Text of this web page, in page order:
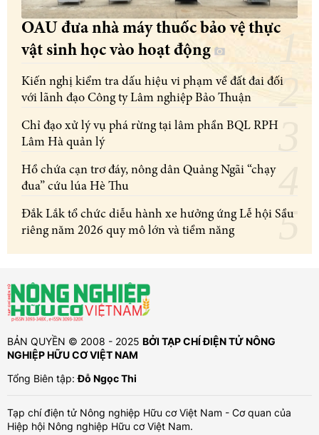
OAU đưa nhà máy thuốc bảo vệ thực
vật sinh học vào hoạt động
Kiến nghị kiểm tra dấu hiệu vi phạm về đất đai đối
với lãnh đạo Công ty Lâm nghiệp Bảo Thuận
Chỉ đạo xử lý vụ phá rừng tại lâm phần BQL RPH
Lâm Hà quản lý
Hồ chứa cạn trơ đáy, nông dân Quảng Ngãi “chạy
đua” cứu lúa Hè Thu
Đắk Lắk tổ chức diễu hành xe hưởng ứng Lễ hội Sầu
riêng năm 2026 quy mô lớn và tiềm năng
BẢN QUYỀN © 2008 - 2025 BỞI TẠP CHÍ ĐIỆN TỬ NÔNG
NGHIỆP HỮU CƠ VIỆT NAM
Tổng Biên tập:Đỗ Ngọc Thi
Tạp chí điện tử Nông nghiệp Hữu cơ Việt Nam - Cơ quan của
Hiệp hội Nông nghiệp Hữu cơ Việt Nam.